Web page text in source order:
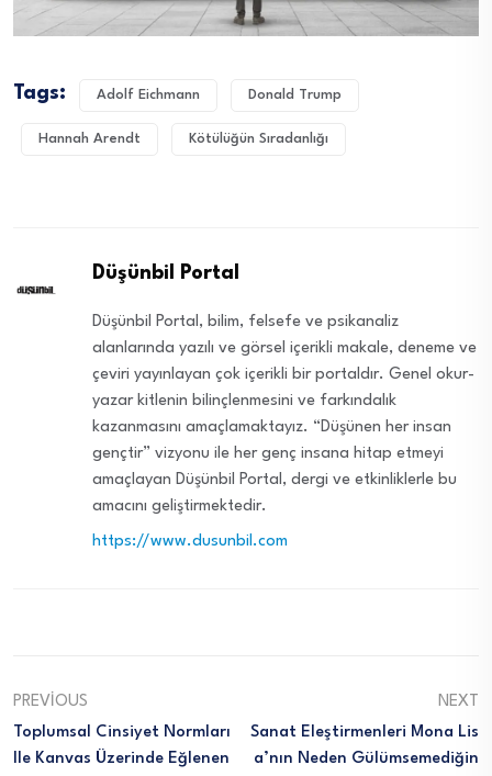
Tags: Adolf Eichmann Donald Trump
Hannah Arendt Kötülüğün Sıradanlığı
Düşünbil Portal
Düşünbil Portal, bilim, felsefe ve psikanaliz
alanlarında yazılı ve görsel içerikli makale, deneme ve
çeviri yayınlayan çok içerikli bir portaldır. Genel okur-
yazar kitlenin bilinçlenmesini ve farkındalık
kazanmasını amaçlamaktayız. “Düşünen her insan
gençtir” vizyonu ile her genç insana hitap etmeyi
amaçlayan Düşünbil Portal, dergi ve etkinliklerle bu
amacını geliştirmektedir.
https://www.dusunbil.com
PREVIOUS
Toplumsal Cinsiyet Normları
Ile Kanvas Üzerinde Eğlenen
NEXT
Sanat Eleştirmenleri Mona Lis
A’nın Neden Gülümsemediğin